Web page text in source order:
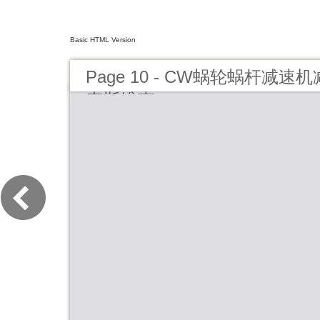
Basic HTML Version
Page 10 - CW蜗轮蜗杆减速机
麦斯维克